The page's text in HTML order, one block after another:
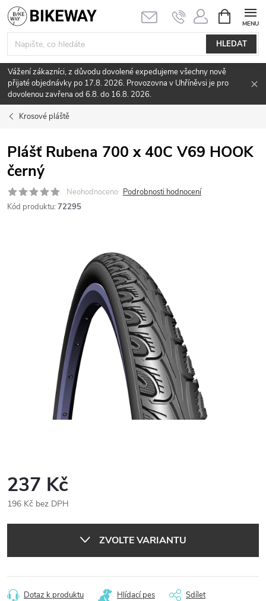
Přejít
na
obsah
HLEDAT
NÁKUPNÍ
KOŠÍK
Vážení zákazníci, z důvodu dovolené expedujeme všechny nově
přijaté objednávky po 17.8. 2026. Provozovna v Uhříněvsi je pro
dovolenou zavřena od 6.8. do 16.8. 2026.
Krosové pláště
Plášť Rubena 700 x 40C V69 HOOK
černý
Neohodnoceno Podrobnosti hodnocení
Kód produktu: 72295
237 Kč
196 Kč bez DPH
ZVOLTE VARIANTU
Dotaz k produktu Hlídací pes Sdílet